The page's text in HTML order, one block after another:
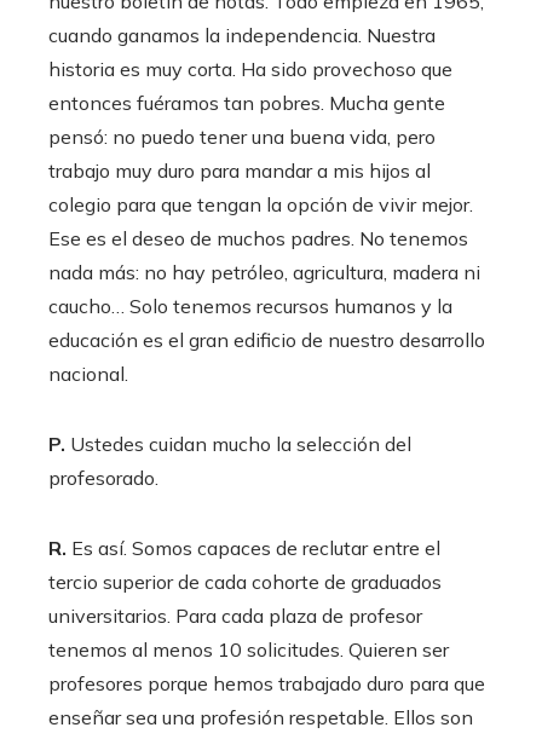
cuando ganamos la independencia. Nuestra
historia es muy corta. Ha sido provechoso que
entonces fuéramos tan pobres. Mucha gente
pensó: no puedo tener una buena vida, pero
trabajo muy duro para mandar a mis hijos al
colegio para que tengan la opción de vivir mejor.
Ese es el deseo de muchos padres. No tenemos
nada más: no hay petróleo, agricultura, madera ni
caucho… Solo tenemos recursos humanos y la
educación es el gran edificio de nuestro desarrollo
nacional.
P. Ustedes cuidan mucho la selección del
profesorado.
R. Es así. Somos capaces de reclutar entre el
tercio superior de cada cohorte de graduados
universitarios. Para cada plaza de profesor
tenemos al menos 10 solicitudes. Quieren ser
profesores porque hemos trabajado duro para que
enseñar sea una profesión respetable. Ellos son